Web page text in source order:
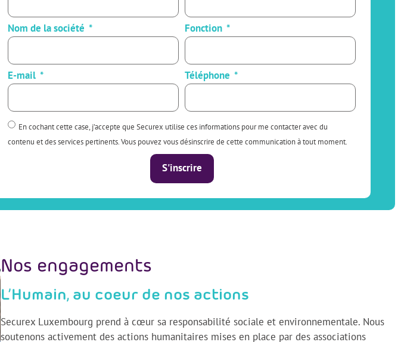
Nom de la société Fonction
E-mail Téléphone
En cochant cette case, j’accepte que Securex utilise ces informations pour me contacter avec du
contenu et des services pertinents. Vous pouvez vous désinscrire de cette communication à tout moment.
S'inscrire
Nos engagements
L’Humain, au coeur de nos actions
Securex Luxembourg prend à cœur sa responsabilité sociale et environnementale. Nous
soutenons activement des actions humanitaires mises en place par des associations